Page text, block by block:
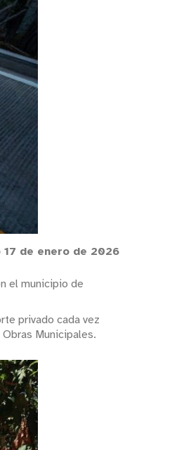
de enero de 2026
el municipio de
privado cada vez
Municipales.